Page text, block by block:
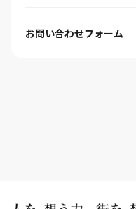
お問い合わせフォーム